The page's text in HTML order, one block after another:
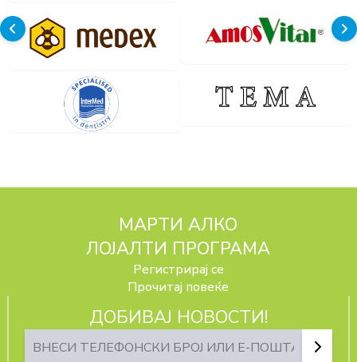
МАРТИ АЛКО
ЛОЈАЛТИ ПРОГРАМА
Регистрирај се
Прочитај повеќе
ДОБИВАЈ НОВОСТИ!